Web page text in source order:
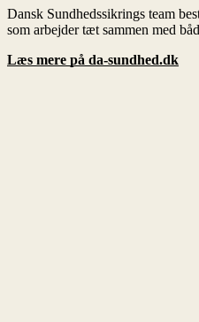
Læs mere på da-sundhed.dk